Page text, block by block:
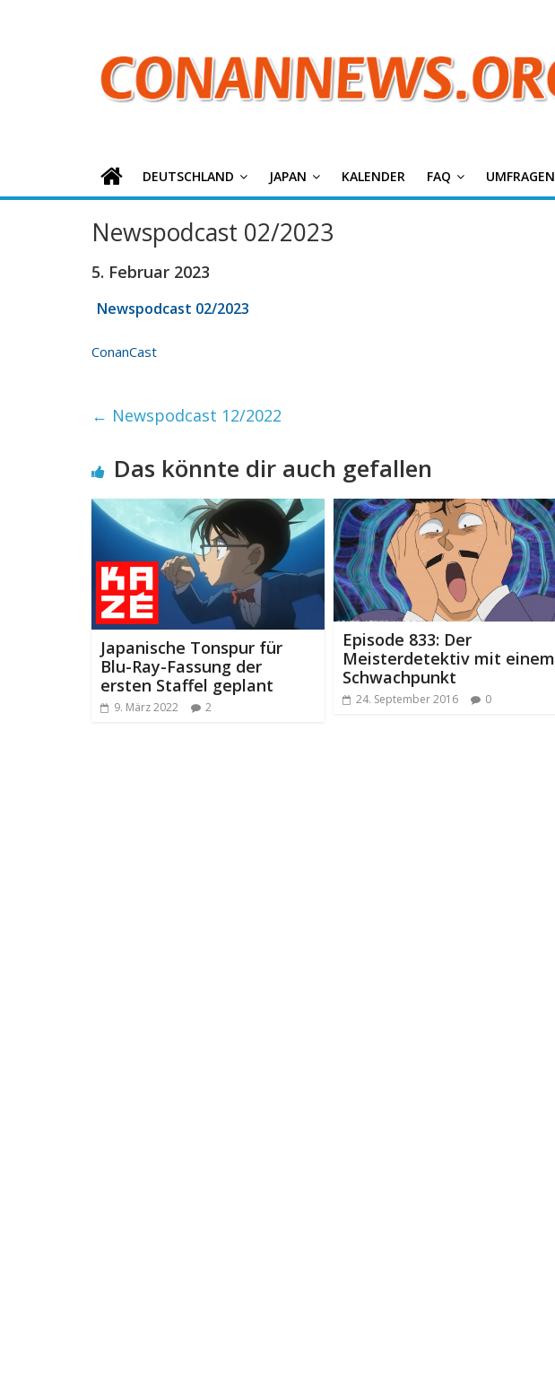
Detektiv
Conan
News
DEUTSCHLAND JAPAN KALENDER FAQ UMFRAGEN
Newspodcast 02/2023
5. Februar 2023
Newspodcast 02/2023
ConanCast
← Newspodcast 12/2022
Das könnte dir auch gefallen
Japanische Tonspur für
Blu-Ray-Fassung der
ersten Staffel geplant
9. März 2022 2
Episode 833: Der
Meisterdetektiv mit einem
Schwachpunkt
24. September 2016 0